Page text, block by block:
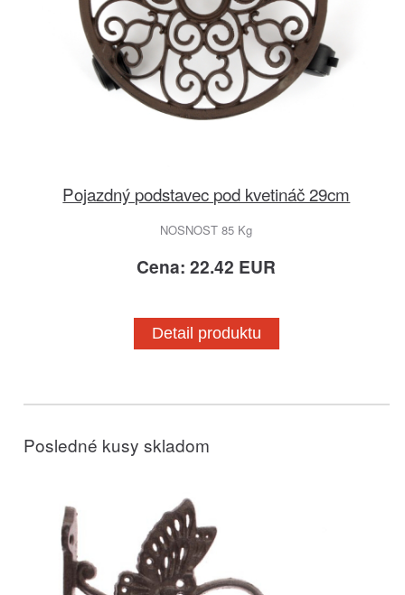
Pojazdný podstavec pod kvetináč 29cm
NOSNOST 85 Kg
Cena: 22.42 EUR
Detail produktu
Posledné kusy skladom